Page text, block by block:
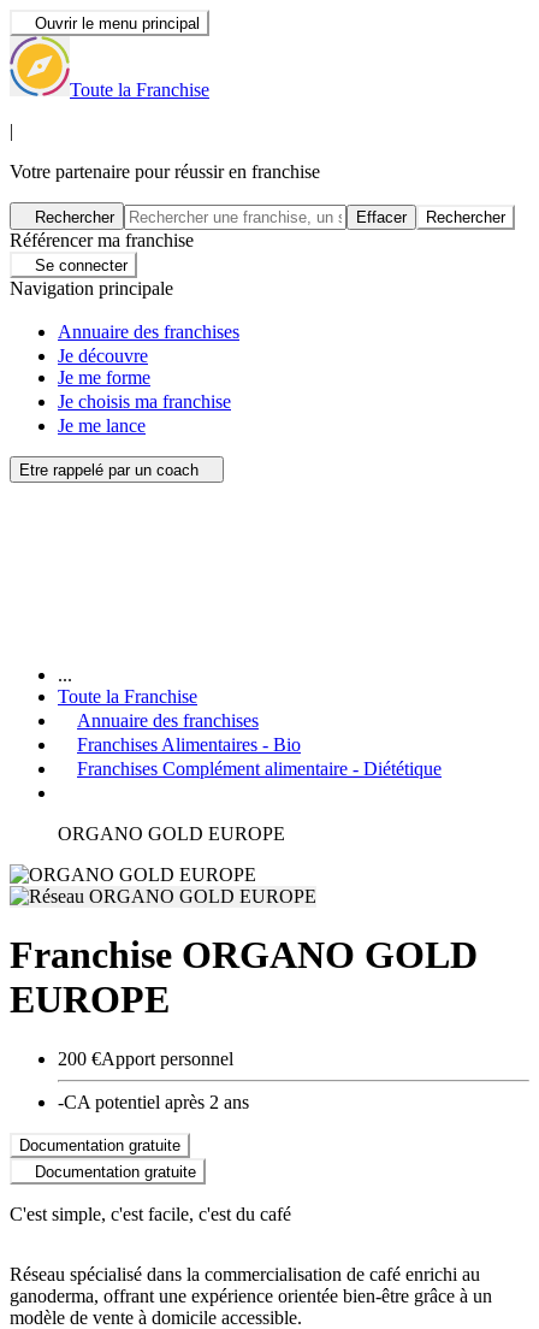
Ouvrir le menu principal
Toute la Franchise
|
Votre partenaire pour réussir en franchise
Rechercher Effacer Rechercher
Référencer ma franchise
Se connecter
Navigation principale
Annuaire des franchises
Je découvre
Je me forme
Je choisis ma franchise
Je me lance
Etre rappelé par un coach
...
Toute la Franchise
Annuaire des franchises
Franchises Alimentaires - Bio
Franchises Complément alimentaire - Diététique
ORGANO GOLD EUROPE
Franchise ORGANO GOLD
EUROPE
200 €Apport personnel
-CA potentiel après 2 ans
Documentation gratuite
Documentation gratuite
C'est simple, c'est facile, c'est du café
Réseau spécialisé dans la commercialisation de café enrichi au
ganoderma, offrant une expérience orientée bien-être grâce à un
modèle de vente à domicile accessible.